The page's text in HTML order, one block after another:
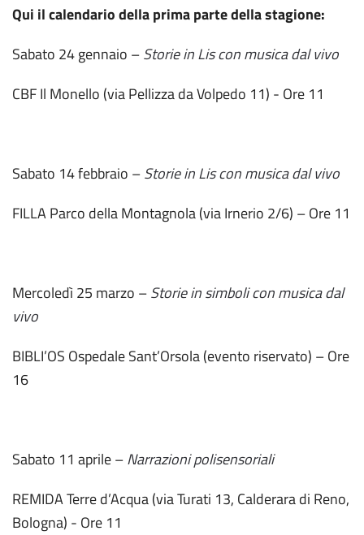
Qui il calendario della prima parte della stagione:
Sabato 24 gennaio –Storie in Lis con musica dal vivo
CBF Il Monello (via Pellizza da Volpedo 11) - Ore 11
Sabato 14 febbraio –Storie in Lis con musica dal vivo
FILLA Parco della Montagnola (via Irnerio 2/6) – Ore 11
Mercoledì 25 marzo –Storie in simboli con musica dal
vivo
BIBLI’OS Ospedale Sant’Orsola (evento riservato) – Ore
16
Sabato 11 aprile –Narrazioni polisensoriali
REMIDA Terre d’Acqua (via Turati 13, Calderara di Reno,
Bologna) - Ore 11